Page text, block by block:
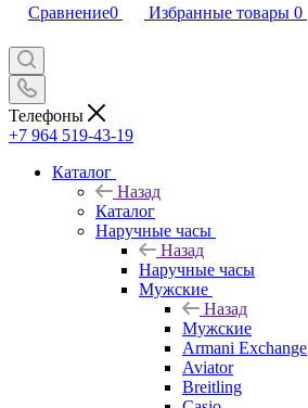
Сравнение0 Избранные товары 0
Телефоны
+7 964 519-43-19
Каталог
Назад
Каталог
Наручные часы
Назад
Наручные часы
Мужские
Назад
Мужские
Armani Exchange
Aviator
Breitling